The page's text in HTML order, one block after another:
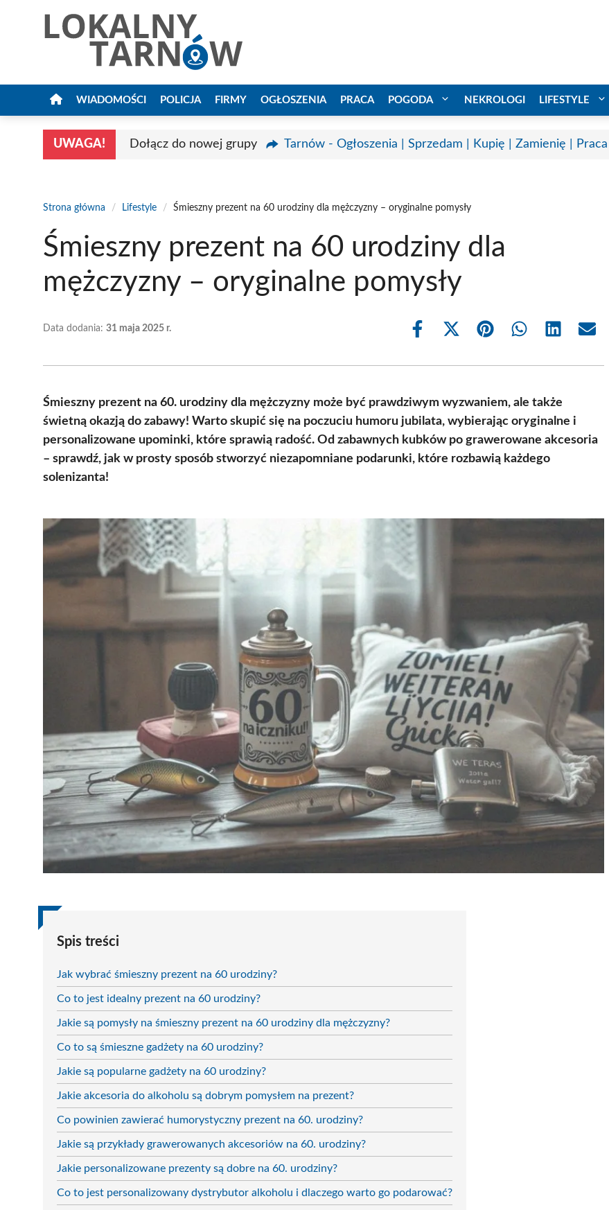
WIADOMOŚCI POLICJA FIRMY OGŁOSZENIA PRACA POGODA NEKROLOGI LIFESTYLE
UWAGA! Dołącz do nowej grupy Tarnów - Ogłoszenia | Sprzedam | Kupię | Zamienię | Praca
Strona główna / Lifestyle / Śmieszny prezent na 60 urodziny dla mężczyzny – oryginalne pomysły
Śmieszny prezent na 60 urodziny dla
mężczyzny – oryginalne pomysły
Data dodania: 31 maja 2025 r.
Share
Share
(Twitter)
Share Share Share Share
Śmieszny prezent na 60. urodziny dla mężczyzny może być prawdziwym wyzwaniem, ale także
świetną okazją do zabawy! Warto skupić się na poczuciu humoru jubilata, wybierając oryginalne i
personalizowane upominki, które sprawią radość. Od zabawnych kubków po grawerowane akcesoria
– sprawdź, jak w prosty sposób stworzyć niezapomniane podarunki, które rozbawią każdego
solenizanta!
Spis treści
Jak wybrać śmieszny prezent na 60 urodziny?
Co to jest idealny prezent na 60 urodziny?
Jakie są pomysły na śmieszny prezent na 60 urodziny dla mężczyzny?
Co to są śmieszne gadżety na 60 urodziny?
Jakie są popularne gadżety na 60 urodziny?
Jakie akcesoria do alkoholu są dobrym pomysłem na prezent?
Co powinien zawierać humorystyczny prezent na 60. urodziny?
Jakie są przykłady grawerowanych akcesoriów na 60. urodziny?
Jakie personalizowane prezenty są dobre na 60. urodziny?
Co to jest personalizowany dystrybutor alkoholu i dlaczego warto go podarować?